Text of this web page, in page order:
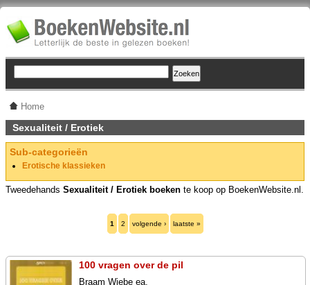
Home
Sexualiteit / Erotiek
Sub-categorieën
Erotische klassieken
Tweedehands Sexualiteit / Erotiek boeken te koop op BoekenWebsite.nl.
1 2 volgende › laatste »
100 vragen over de pil
Braam Wiebe ea.